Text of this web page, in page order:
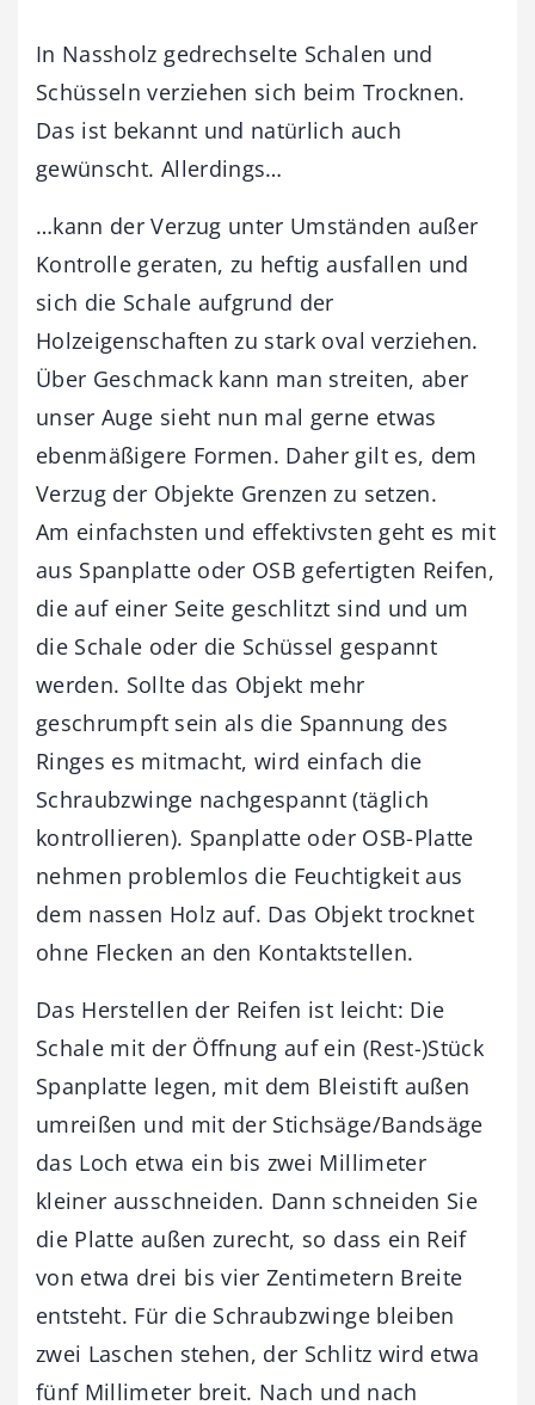
In Nassholz gedrechselte Schalen und
Schüsseln verziehen sich beim Trocknen.
Das ist bekannt und natürlich auch
gewünscht. Allerdings…
…kann der Verzug unter Umständen außer
Kontrolle geraten, zu heftig ausfallen und
sich die Schale aufgrund der
Holzeigenschaften zu stark oval verziehen.
Über Geschmack kann man streiten, aber
unser Auge sieht nun mal gerne etwas
ebenmäßigere Formen. Daher gilt es, dem
Verzug der Objekte Grenzen zu setzen.
Am einfachsten und effektivsten geht es mit
aus Spanplatte oder OSB gefertigten Reifen,
die auf einer Seite geschlitzt sind und um
die Schale oder die Schüssel gespannt
werden. Sollte das Objekt mehr
geschrumpft sein als die Spannung des
Ringes es mitmacht, wird einfach die
Schraubzwinge nachgespannt (täglich
kontrollieren). Spanplatte oder OSB-Platte
nehmen problemlos die Feuchtigkeit aus
dem nassen Holz auf. Das Objekt trocknet
ohne Flecken an den Kontaktstellen.
Das Herstellen der Reifen ist leicht: Die
Schale mit der Öffnung auf ein (Rest-)Stück
Spanplatte legen, mit dem Bleistift außen
umreißen und mit der Stichsäge/Bandsäge
das Loch etwa ein bis zwei Millimeter
kleiner ausschneiden. Dann schneiden Sie
die Platte außen zurecht, so dass ein Reif
von etwa drei bis vier Zentimetern Breite
entsteht. Für die Schraubzwinge bleiben
zwei Laschen stehen, der Schlitz wird etwa
fünf Millimeter breit. Nach und nach